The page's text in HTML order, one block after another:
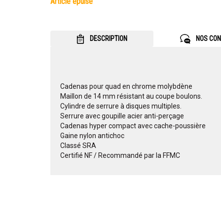
DESCRIPTION NOS
Cadenas pour quad en chrome molybdène
Maillon de 14 mm résistant au coupe boulons.
Cylindre de serrure à disques multiples.
Serrure avec goupille acier anti-perçage
Cadenas hyper compact avec cache-poussière
Gaine nylon antichoc
Classé SRA
Certifié NF / Recommandé par la FFMC